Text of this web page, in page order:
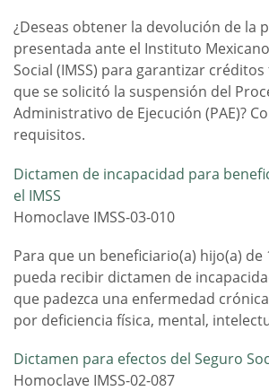
¿Deseas obtener la devolución de la
presentada ante el Instituto
Social (IMSS) para garantizar
que se solicitó la suspensión del
Administrativo de Ejecución (PAE)?
requisitos.
Dictamen de incapacidad para
el IMSS
Homoclave IMSS-03-010
Para que un beneficiario(a) hijo(a) de
pueda recibir dictamen de
que padezca una enfermedad
por deficiencia física, mental,
Dictamen para efectos del Seguro
Homoclave IMSS-02-087